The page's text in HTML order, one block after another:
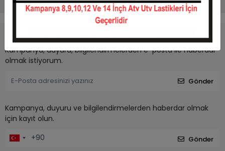
Kampanya, duyuru, bilgilendirmelerden e-posta ile haberdar
olmak istiyorum.
Gönder
Kampanya, duyuru ve bilgilendirmelerden haberdar olmak
için kayıt olun.
Gönder